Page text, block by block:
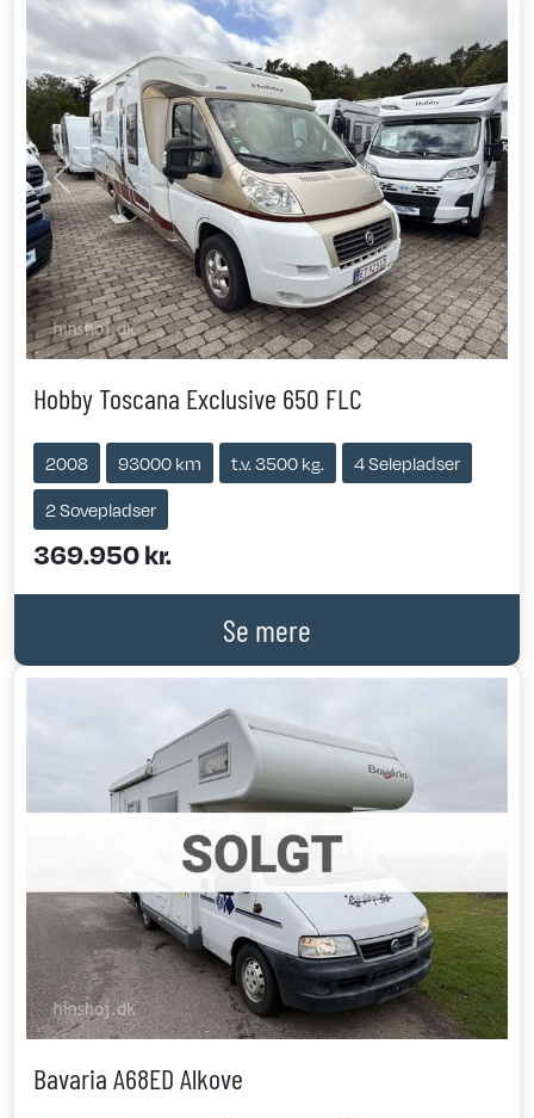
Previous Next
Hobby Toscana Exclusive 650 FLC
2008 93000 km t.v. 3500 kg. 4 Selepladser
2 Sovepladser
369.950 kr.
Se mere
Bavaria A68ED Alkove